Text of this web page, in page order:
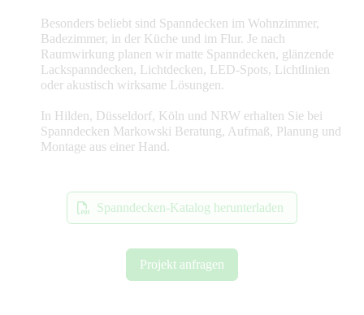
Besonders beliebt sind Spanndecken im Wohnzimmer,
Badezimmer, in der Küche und im Flur. Je nach
Raumwirkung planen wir matte Spanndecken, glänzende
Lackspanndecken, Lichtdecken, LED-Spots, Lichtlinien
oder akustisch wirksame Lösungen.
In Hilden, Düsseldorf, Köln und NRW erhalten Sie bei
Spanndecken Markowski Beratung, Aufmaß, Planung und
Montage aus einer Hand.
Spanndecken-Katalog herunterladen
Projekt anfragen